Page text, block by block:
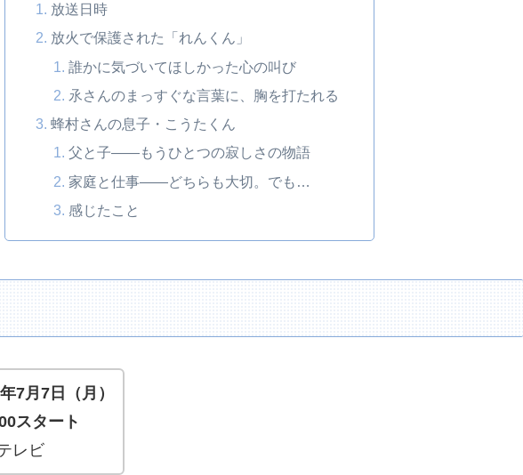
放送日時
放火で保護された「れんくん」
誰かに気づいてほしかった心の叫び
氶さんのまっすぐな言葉に、胸を打たれる
蜂村さんの息子・こうたくん
父と子――もうひとつの寂しさの物語
家庭と仕事――どちらも大切。でも…
感じたこと
7月7日（月）
スタート
レビ